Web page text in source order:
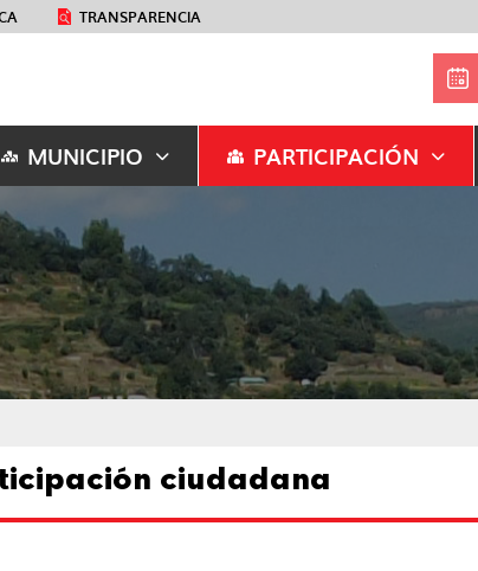
TRANSPARENCIA
MUNICIPIO PARTICIPACIÓN
ciudadana